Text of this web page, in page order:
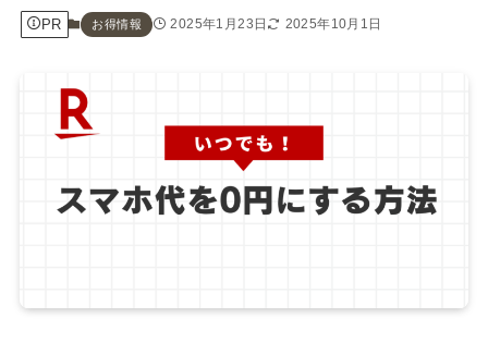
PR お得情報 2025年1月23日 2025年10月1日